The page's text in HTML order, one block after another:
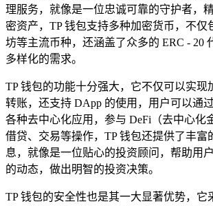
理服务，就像是一位忠诚可靠的守护者，
密资产，TP 钱包支持多种加密货币，不仅
坊等主流币种，还涵盖了众多的 ERC - 20
多样化的需求。
TP 钱包的功能十分强大，它不仅可以实现
转账，还支持 DApp 的使用，用户可以通
各种去中心化应用，参与 DeFi（去中心化
借贷、交易等操作，TP 钱包还提供了丰富
息，就像是一位贴心的投资顾问，帮助用
的动态，做出明智的投资决策。
TP 钱包的安全性也是其一大显著优势，它